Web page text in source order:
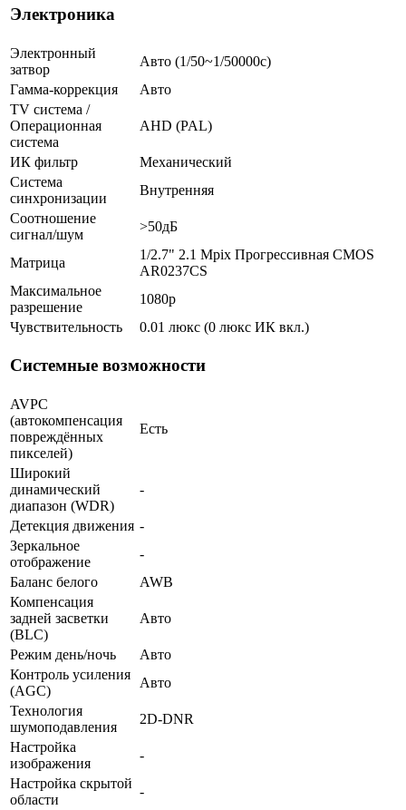
Электроника
Электронный
затвор
Авто (1/50~1/50000с)
Гамма-коррекция
Авто
TV система /
Операционная
система
AHD (PAL)
ИК фильтр
Механический
Система
синхронизации
Внутренняя
Соотношение
сигнал/шум
>50дБ
Матрица
1/2.7" 2.1 Mpix Прогрессивная CMOS
AR0237CS
Максимальное
разрешение
1080p
Чувствительность
0.01 люкс (0 люкс ИК вкл.)
Системные возможности
AVPC
(автокомпенсация
повреждённых
пикселей)
Есть
Широкий
динамический
диапазон (WDR)
-
Детекция движения -
Зеркальное
отображение
-
Баланс белого
AWB
Компенсация
задней засветки
(BLC)
Авто
Режим день/ночь
Авто
Контроль усиления
(AGC)
Авто
Технология
шумоподавления
2D-DNR
Настройка
изображения
-
Настройка скрытой
области
-